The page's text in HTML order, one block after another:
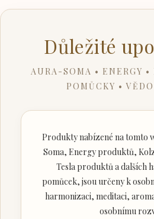
Důležité
AURA-SOMA • ENERGY
POMŮCKY •
Produkty nabízené na tomto
Soma, Energy produktů,
Tesla produktů a dalších
pomůcek, jsou určeny k
harmonizaci, meditaci,
osobnímu